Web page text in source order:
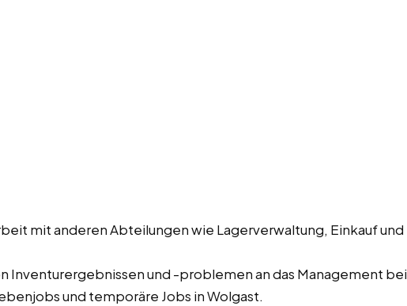
mit anderen Abteilungen wie Lagerverwaltung, Einkauf und
Inventurergebnissen und -problemen an das Management bei
und temporäre Jobs in Wolgast.